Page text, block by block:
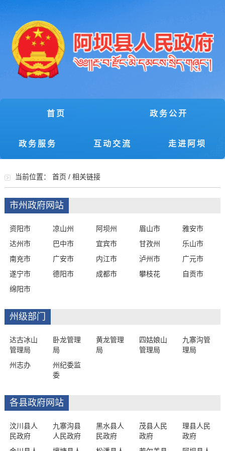
首页 政务公开
政务服务 互动交流 走进阿坝
当前位置： 首页 / 相关链接
市州政府网站
资阳市 凉山州 阿坝州 眉山市
雅安市
达州市
巴中市 宜宾市 甘孜州
乐山市
南充市
广安市 内江市 泸州市
广元市
遂宁市
德阳市 成都市 攀枝花
自贡市
绵阳市
州级部门
达古冰山
管理局
卧龙管理
局
黄龙管理
局
四姑娘山
管理局
九寨沟管
理局
州志办
州纪委监
委
各县政府网站
汶川县人
民政府
九寨沟县
人民政府
黑水县人
民政府
茂县人民
政府
理县人民
政府